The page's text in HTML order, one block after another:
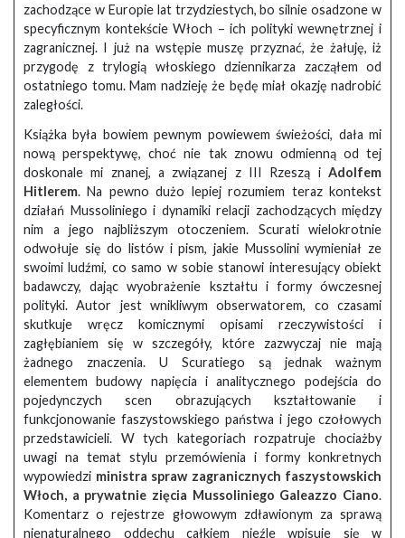
zachodzące w Europie lat trzydziestych, bo silnie osadzone w
specyficznym kontekście Włoch – ich polityki wewnętrznej i
zagranicznej. I już na wstępie muszę przyznać, że żałuję, iż
przygodę z trylogią włoskiego dziennikarza zacząłem od
ostatniego tomu. Mam nadzieję że będę miał okazję nadrobić
zaległości.
Książka była bowiem pewnym powiewem świeżości, dała mi
nową perspektywę, choć nie tak znowu odmienną od tej
doskonale mi znanej, a związanej z III Rzeszą i Adolfem
Hitlerem. Na pewno dużo lepiej rozumiem teraz kontekst
działań Mussoliniego i dynamiki relacji zachodzących między
nim a jego najbliższym otoczeniem. Scurati wielokrotnie
odwołuje się do listów i pism, jakie Mussolini wymieniał ze
swoimi ludźmi, co samo w sobie stanowi interesujący obiekt
badawczy, dając wyobrażenie kształtu i formy ówczesnej
polityki. Autor jest wnikliwym obserwatorem, co czasami
skutkuje wręcz komicznymi opisami rzeczywistości i
zagłębianiem się w szczegóły, które zazwyczaj nie mają
żadnego znaczenia. U Scuratiego są jednak ważnym
elementem budowy napięcia i analitycznego podejścia do
pojedynczych scen obrazujących kształtowanie i
funkcjonowanie faszystowskiego państwa i jego czołowych
przedstawicieli. W tych kategoriach rozpatruje chociażby
uwagi na temat stylu przemówienia i formy konkretnych
wypowiedzi ministra spraw zagranicznych faszystowskich
Włoch, a prywatnie zięcia Mussoliniego Galeazzo Ciano.
Komentarz o rejestrze głowowym zdławionym za sprawą
nienaturalnego oddechu całkiem nieźle wpisuje się w